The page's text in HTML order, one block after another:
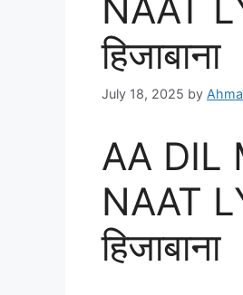
NAAT
हिजाबाना
July 18, 2025 by
AA DIL
NAAT
हिजाबाना